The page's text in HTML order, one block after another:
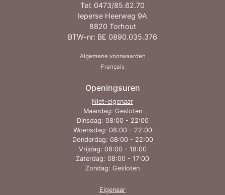
Tel: 0473/85.62.70
Ieperse Heerweg 9A
8820 Torhout
BTW-nr: BE 0890.035.376
Algemene voorwaarden
Français
Openingsuren
Niet-eigenaar
Maandag: Gesloten
Dinsdag: 08:00 - 22:00
Woensdag: 08:00 - 22:00
Donderdag: 08:00 - 22:00
Vrijdag: 08:00 - 18:00
Zaterdag: 08:00 - 17:00
Zondag: Gesloten
Eigenaar